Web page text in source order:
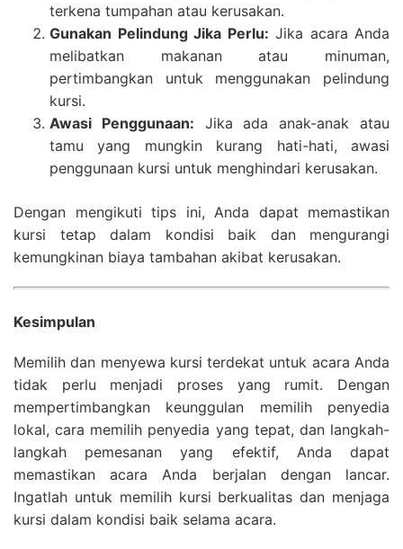
terkena tumpahan atau kerusakan.
Gunakan Pelindung Jika Perlu: Jika acara Anda
melibatkan makanan atau minuman,
pertimbangkan untuk menggunakan pelindung
kursi.
Awasi Penggunaan: Jika ada anak-anak atau
tamu yang mungkin kurang hati-hati, awasi
penggunaan kursi untuk menghindari kerusakan.
Dengan mengikuti tips ini, Anda dapat memastikan
kursi tetap dalam kondisi baik dan mengurangi
kemungkinan biaya tambahan akibat kerusakan.
Kesimpulan
Memilih dan menyewa kursi terdekat untuk acara Anda
tidak perlu menjadi proses yang rumit. Dengan
mempertimbangkan keunggulan memilih penyedia
lokal, cara memilih penyedia yang tepat, dan langkah-
langkah pemesanan yang efektif, Anda dapat
memastikan acara Anda berjalan dengan lancar.
Ingatlah untuk memilih kursi berkualitas dan menjaga
kursi dalam kondisi baik selama acara.